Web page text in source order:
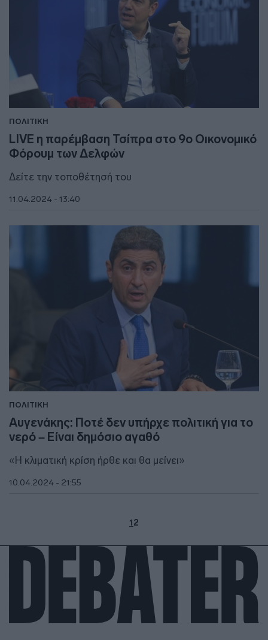
ΠΟΛΙΤΙΚΗ
LIVE η παρέμβαση Τσίπρα στο 9ο Οικονομικό
Φόρουμ των Δελφών
Δείτε την τοποθέτησή του
11.04.2024 - 13:40
ΠΟΛΙΤΙΚΗ
Αυγενάκης: Ποτέ δεν υπήρχε πολιτική για το
νερό – Είναι δημόσιο αγαθό
«Η κλιματική κρίση ήρθε και θα μείνει»
10.04.2024 - 21:55
12